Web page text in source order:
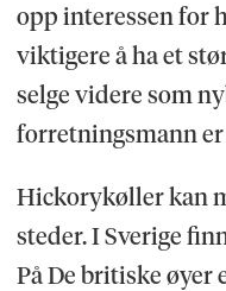
opp interessen for
viktigere å ha et
selge videre som
forretningsmann
Hickorykøller kan
steder. I Sverige
På De britiske øyer